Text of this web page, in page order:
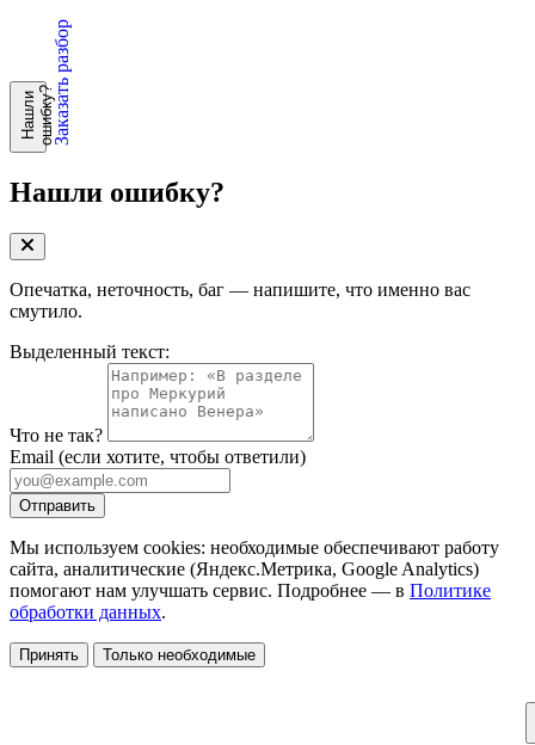
Н
а
ш
л
и
о
ш
и
б
к
у?Заказать разбор
Нашли ошибку?
Опечатка, неточность, баг — напишите, что именно вас
смутило.
Выделенный текст:
Что не так?
Email (если хотите, чтобы ответили)
Отправить
Мы используем cookies: необходимые обеспечивают работу
сайта, аналитические (Яндекс.Метрика, Google Analytics)
помогают нам улучшать сервис. Подробнее — в Политике
обработки данных.
Принять Только необходимые